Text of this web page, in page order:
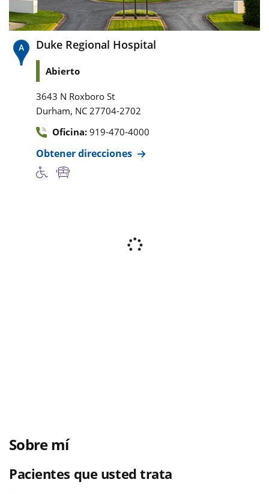
Duke Regional Hospital
Abierto
3643 N Roxboro St
Durham, NC 27704-2702
Oficina: 919-470-4000
Obtener direcciones
Sobre mí
Pacientes que usted trata